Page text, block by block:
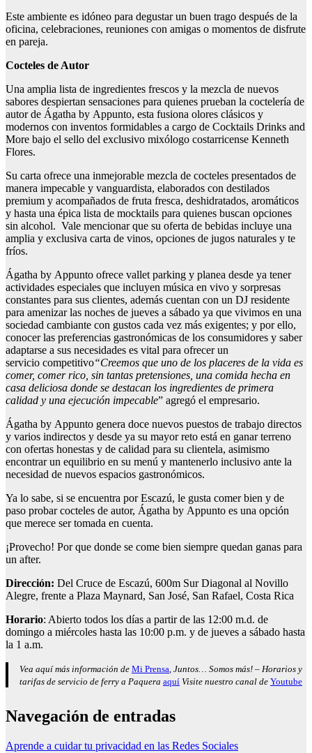
Este ambiente es idóneo para degustar un buen trago después de la
oficina, celebraciones, reuniones con amigas o momentos de disfrute
en pareja.
Cocteles de Autor
Una amplia lista de ingredientes frescos y la mezcla de nuevos
sabores despiertan sensaciones para quienes prueban la coctelería de
autor de Ágatha by Appunto, esta fusiona olores clásicos y
modernos con inventos formidables a cargo de Cocktails Drinks and
More bajo el sello del exclusivo mixólogo costarricense Kenneth
Flores.
Su carta ofrece una inmejorable mezcla de cocteles presentados de
manera impecable y vanguardista, elaborados con destilados
premium y acompañados de fruta fresca, deshidratados, aromáticos
y hasta una épica lista de mocktails para quienes buscan opciones
sin alcohol. Vale mencionar que su oferta de bebidas incluye una
amplia y exclusiva carta de vinos, opciones de jugos naturales y te
fríos.
Ágatha by Appunto ofrece vallet parking y planea desde ya tener
actividades especiales que incluyen música en vivo y sorpresas
constantes para sus clientes, además cuentan con un DJ residente
para amenizar las noches de jueves a sábado ya que vivimos en una
sociedad cambiante con gustos cada vez más exigentes; y por ello,
conocer las preferencias gastronómicas de los consumidores y saber
adaptarse a sus necesidades es vital para ofrecer un
servicio competitivo“Creemos que uno de los placeres de la vida es
comer, comer rico, sin tantas pretensiones, una comida hecha en
casa deliciosa donde se destacan los ingredientes de primera
calidad y una ejecución impecable” agregó el empresario.
Ágatha by Appunto genera doce nuevos puestos de trabajo directos
y varios indirectos y desde ya su mayor reto está en ganar terreno
con ofertas honestas y de calidad para su clientela, asimismo
encontrar un equilibrio en su menú y mantenerlo inclusivo ante la
necesidad de nuevos espacios gastronómicos.
Ya lo sabe, si se encuentra por Escazú, le gusta comer bien y de
paso probar cocteles de autor, Ágatha by Appunto es una opción
que merece ser tomada en cuenta.
¡Provecho! Por que donde se come bien siempre quedan ganas para
un after.
Dirección: Del Cruce de Escazú, 600m Sur Diagonal al Novillo
Alegre, frente a Plaza Maynard, San José, San Rafael, Costa Rica
Horario: Abierto todos los días a partir de las 12:00 m.d. de
domingo a miércoles hasta las 10:00 p.m. y de jueves a sábado hasta
la 1 a.m.
Vea aquí más información de Mi Prensa, Juntos… Somos más! – Horarios y
tarifas de servicio de ferry a Paquera aquí Visite nuestro canal de Youtube
Navegación de entradas
Aprende a cuidar tu privacidad en las Redes Sociales